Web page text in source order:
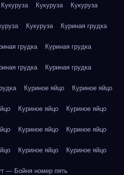
Кукуруза Кукуруза Кукуруза
Кукуруза Куриная грудка
грудка Куриная грудка
грудка Куриная грудка
Куриное яйцо Куриное яйцо
Куриное яйцо Куриное яйцо
Куриное яйцо Куриное яйцо
Куриное яйцо Куриное яйцо
— Бойня номер пять